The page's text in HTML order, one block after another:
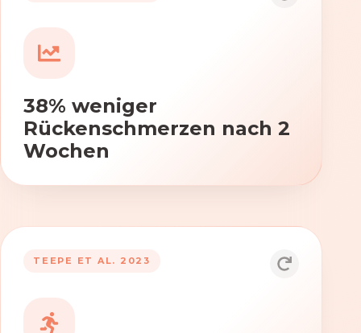
38% weniger
Rückenschmerzen nach 2
Wochen
TEEPE ET AL. 2023
Durch die Anwendung von ViViRA
Beweglichkeit und Koordination nach